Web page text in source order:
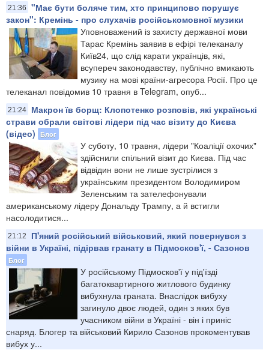
21:36
"Має бути боляче тим, хто принципово порушує
закон": Кремінь - про слухачів російськомовної музики
Уповноважений із захисту державної мови
Тарас Кремінь заявив в ефірі телеканалу
Київ24, що слід карати українців, які,
всупереч законодавству, публічно вмикають
музику на мові країни-агресора Росії. Про це
телеканал повідомив 10 травня в Telegram, опуб...
21:24
Макрон їв борщ: Клопотенко розповів, які українські
страви обрали світові лідери під час візиту до Києва
(відео)
Блог
У суботу, 10 травня, лідери "Коаліції охочих"
здійснили спільний візит до Києва. Під час
відвідин вони не лише зустрілися з
українським президентом Володимиром
Зеленським та зателефонували
американському лідеру Дональду Трампу, а й встигли
насолодитися...
21:12
П'яний російський військовий, який повернувся з
війни в Україні, підірвав гранату в Підмосков'ї, - Сазонов
Блог
У російському Підмосков'ї у під'їзді
багатоквартирного житлового будинку
вибухнула граната. Внаслідок вибуху
загинуло двоє людей, один з яких був
учасником війни в Україні - він і приніс
снаряд. Блогер та військовий Кирило Сазонов прокоментував
вибух у...